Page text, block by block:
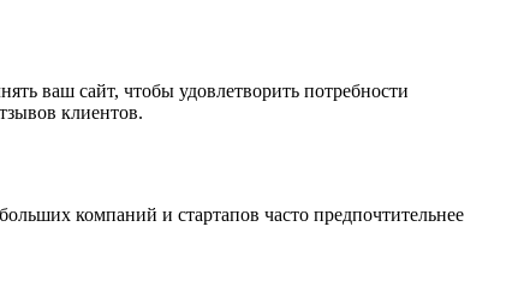
ваш сайт, чтобы удовлетворить потребности
клиентов.
компаний и стартапов часто предпочтительнее